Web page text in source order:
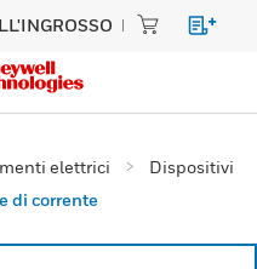
elettrici
Dispositivi
di corrente